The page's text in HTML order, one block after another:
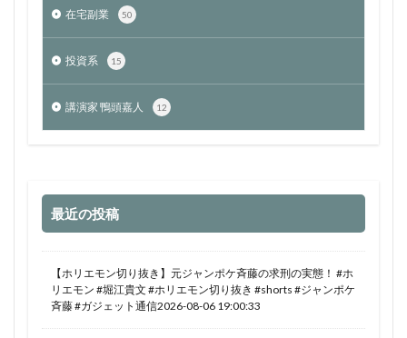
在宅副業 50
投資系 15
講演家 鴨頭嘉人 12
最近の投稿
【ホリエモン切り抜き】元ジャンポケ斉藤の求刑の実態！ #ホ
リエモン #堀江貴文 #ホリエモン切り抜き #shorts #ジャンポケ
斉藤 #ガジェット通信2026-08-06 19:00:33